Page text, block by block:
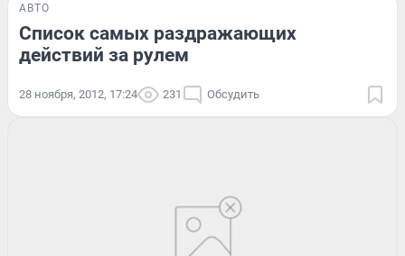
АВТО
Список самых раздражающих
действий за рулем
28 ноября, 2012, 17:24 231 Обсудить